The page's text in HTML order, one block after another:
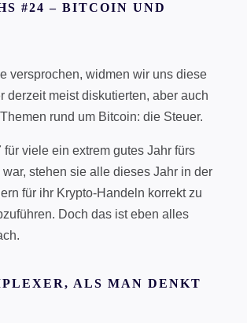
#24 – BITCOIN UND
versprochen, widmen wir uns diese
derzeit meist diskutierten, aber auch
rund um Bitcoin: die Steuer.
für viele ein extrem gutes Jahr fürs
war, stehen sie alle dieses Jahr in der
für ihr Krypto-Handeln korrekt zu
Doch das ist eben alles
ALS MAN DENKT